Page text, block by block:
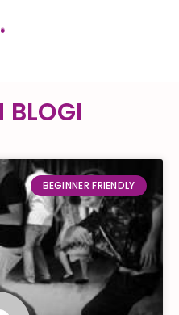
BLOGI
BEGINNER FRIENDLY